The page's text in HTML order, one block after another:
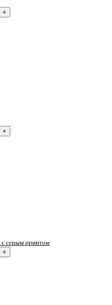
+
+
серым принтом
+